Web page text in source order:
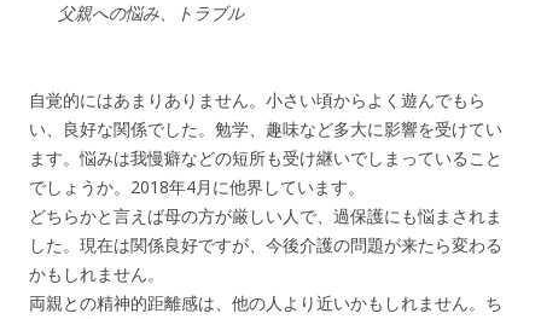
父親への悩み、トラブル
自覚的にはあまりありません。小さい頃からよく遊んでもら
い、良好な関係でした。勉学、趣味など多大に影響を受けてい
ます。悩みは我慢癖などの短所も受け継いでしまっていること
でしょうか。2018年4月に他界しています。
どちらかと言えば母の方が厳しい人で、過保護にも悩まされま
した。現在は関係良好ですが、今後介護の問題が来たら変わる
かもしれません。
両親との精神的距離感は、他の人より近いかもしれません。ち